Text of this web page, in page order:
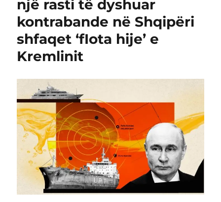
një rasti të dyshuar
kontrabande në Shqipëri
shfaqet ‘fIota hije’ e
Kremlinit